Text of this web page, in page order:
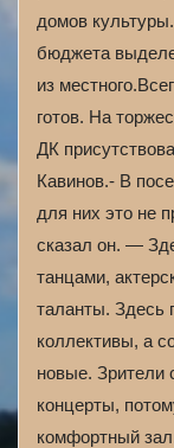
домов
бюджета
из
готов. На
ДК
Кавинов.- В
для них это не
сказал он. —
танцами,
таланты. Здесь
коллективы, а
новые. Зрители
концерты,
комфортный